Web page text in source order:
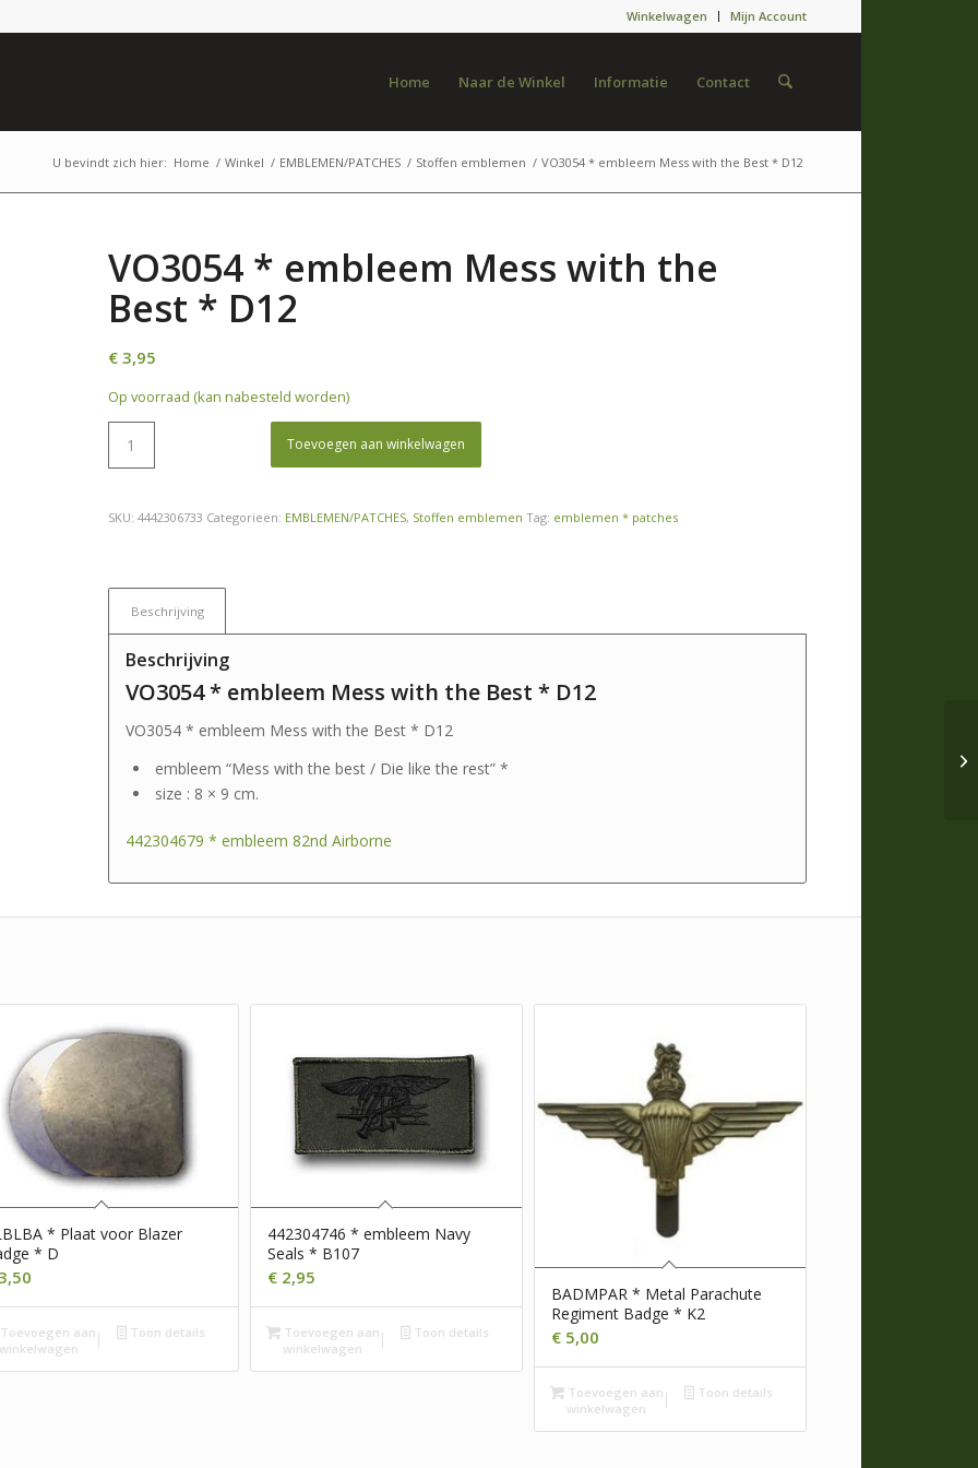
Winkelwagen Mijn Account
Home Naar de Winkel Informatie Contact
U bevindt zich hier: Home / Winkel / EMBLEMEN/PATCHES / Stoffen emblemen / VO3054 * embleem Mess with the Best * D12
VO3054 * embleem Mess with the
Best * D12
€3,95
Op voorraad (kan nabesteld worden)
Toevoegen aan winkelwagen
SKU: 4442306733 Categorieën: EMBLEMEN/PATCHES, Stoffen emblemen Tag: emblemen * patches
Beschrijving
Beschrijving
VO3054 * embleem Mess with the Best * D12
VO3054 * embleem Mess with the Best * D12
embleem “Mess with the best / Die like the rest” *
size : 8 × 9 cm.
442304679 * embleem 82nd Airborne
* Plaat voor Blazer
* D
aan
winkelwagen
Toon details
442304746 * embleem Navy
Seals * B107
€ 2,95
Toevoegen aan
winkelwagen
Toon details
BADMPAR * Metal Parachute
Regiment Badge * K2
€ 5,00
Toevoegen aan
winkelwagen
Toon details